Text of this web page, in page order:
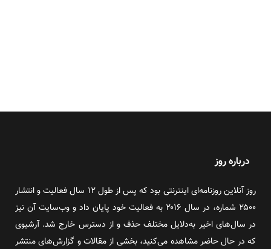
درباره روز
روز آنلاین روزنامه‌ای اینترنتی بود که پس از طول ۱۲ سال فعالیت و انتشار
۲۵۰۰ شماره، در سال ۲۰۱۶ به فعالیت خود پایان داد و وب‌سایت آن نیز
در سال‌های اخیر به‌دلایل مختلف حذف و از دسترس خارج شد. آرشیوی
که در حال حاضر مشاهده می‌کنید، بخشی از مقالات و گزارش‌های منتشر